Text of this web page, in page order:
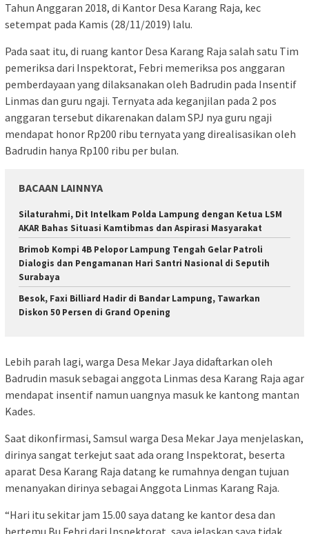
Tahun Anggaran 2018, di Kantor Desa Karang Raja, kec
setempat pada Kamis (28/11/2019) lalu.
Pada saat itu, di ruang kantor Desa Karang Raja salah satu Tim
pemeriksa dari Inspektorat, Febri memeriksa pos anggaran
pemberdayaan yang dilaksanakan oleh Badrudin pada Insentif
Linmas dan guru ngaji. Ternyata ada keganjilan pada 2 pos
anggaran tersebut dikarenakan dalam SPJ nya guru ngaji
mendapat honor Rp200 ribu ternyata yang direalisasikan oleh
Badrudin hanya Rp100 ribu per bulan.
BACAAN LAINNYA
Silaturahmi, Dit Intelkam Polda Lampung dengan Ketua LSM
AKAR Bahas Situasi Kamtibmas dan Aspirasi Masyarakat
Brimob Kompi 4B Pelopor Lampung Tengah Gelar Patroli
Dialogis dan Pengamanan Hari Santri Nasional di Seputih
Surabaya
Besok, Faxi Billiard Hadir di Bandar Lampung, Tawarkan
Diskon 50 Persen di Grand Opening
Lebih parah lagi, warga Desa Mekar Jaya didaftarkan oleh
Badrudin masuk sebagai anggota Linmas desa Karang Raja agar
mendapat insentif namun uangnya masuk ke kantong mantan
Kades.
Saat dikonfirmasi, Samsul warga Desa Mekar Jaya menjelaskan,
dirinya sangat terkejut saat ada orang Inspektorat, beserta
aparat Desa Karang Raja datang ke rumahnya dengan tujuan
menanyakan dirinya sebagai Anggota Linmas Karang Raja.
“Hari itu sekitar jam 15.00 saya datang ke kantor desa dan
bertemu Bu Febri dari Inspektorat, saya jelaskan saya tidak